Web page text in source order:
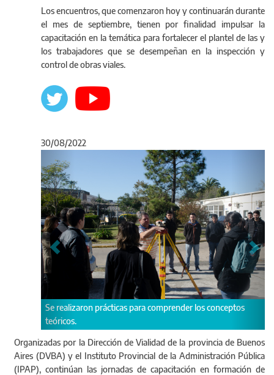
Los encuentros, que comenzaron hoy y continuarán durante
el mes de septiembre, tienen por finalidad impulsar la
capacitación en la temática para fortalecer el plantel de las y
los trabajadores que se desempeñan en la inspección y
control de obras viales.
30/08/2022
prácticas para comprender los conceptos
La capacitación
Organizadas por la Dirección de Vialidad de la provincia de Buenos
Aires (DVBA) y el Instituto Provincial de la Administración Pública
(IPAP), continúan las jornadas de capacitación en formación de